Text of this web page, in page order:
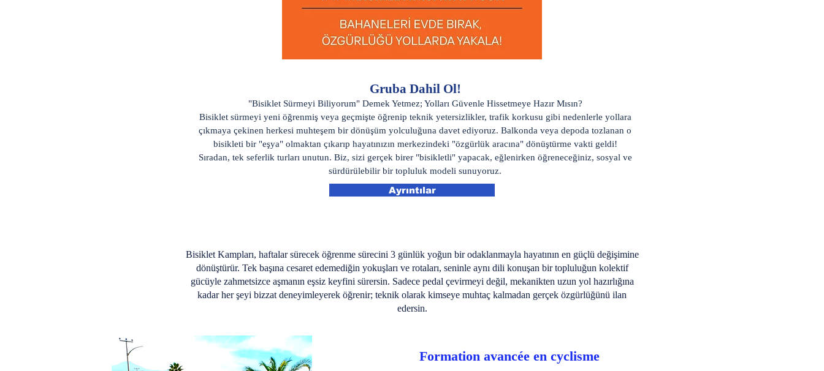
Gruba Dahil Ol!
"Bisiklet Sürmeyi Biliyorum" Demek Yetmez; Yolları Güvenle Hissetmeye Hazır Mısın?
Bisiklet sürmeyi yeni öğrenmiş veya geçmişte öğrenip teknik yetersizlikler, trafik korkusu gibi nedenlerle yollara
çıkmaya çekinen herkesi muhteşem bir dönüşüm yolculuğuna davet ediyoruz. Balkonda veya depoda tozlanan o
bisikleti bir "eşya" olmaktan çıkarıp hayatınızın merkezindeki "özgürlük aracına" dönüştürme vakti geldi!
Sıradan, tek seferlik turları unutun. Biz, sizi gerçek birer "bisikletli" yapacak, eğlenirken öğreneceğiniz, sosyal ve
sürdürülebilir bir topluluk modeli sunuyoruz.
Ayrıntılar
Bisiklet Kampları, haftalar sürecek öğrenme sürecini 3 günlük yoğun bir odaklanmayla hayatının en güçlü değişimine
dönüştürür. Tek başına cesaret edemediğin yokuşları ve rotaları, seninle aynı dili konuşan bir topluluğun kolektif
gücüyle zahmetsizce aşmanın eşsiz keyfini sürersin. Sadece pedal çevirmeyi değil, mekanikten uzun yol hazırlığına
kadar her şeyi bizzat deneyimleyerek öğrenir; teknik olarak kimseye muhtaç kalmadan gerçek özgürlüğünü ilan
edersin.
​Formation avancée en cyclisme